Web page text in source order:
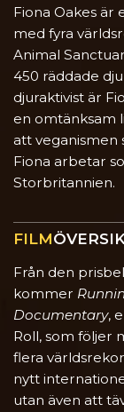
Fiona Oakes
med fyra
Animal
450 räddade
djuraktivist är
en omtänksam
att veganismen
Fiona arbetar
Storbritannien.
FILM
Från den
kommer
Documentary,
Roll, som följer
flera
nytt
utan även att